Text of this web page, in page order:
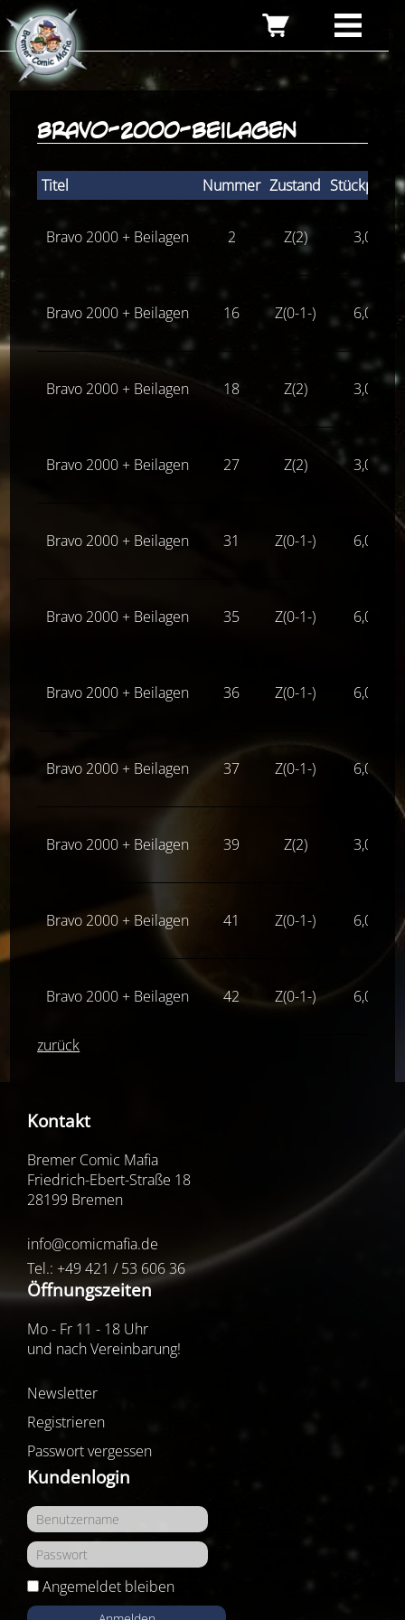
bravo-2000-beilagen
Titel Nummer Zustand Stückpreis
Bravo 2000 + Beilagen 2 Z(2) 3,00
Bravo 2000 + Beilagen 16 Z(0-1-) 6,00
Bravo 2000 + Beilagen 18 Z(2) 3,00 €
Bravo 2000 + Beilagen 27 Z(2) 3,00 €
Bravo 2000 + Beilagen 31 Z(0-1-) 6,00
Bravo 2000 + Beilagen 35 Z(0-1-) 6,00
Bravo 2000 + Beilagen 36 Z(0-1-) 6,00
Bravo 2000 + Beilagen 37 Z(0-1-) 6,00
Bravo 2000 + Beilagen 39 Z(2) 3,00
Bravo 2000 + Beilagen 41 Z(0-1-) 6,00
Bravo 2000 + Beilagen 42 Z(0-1-) 6,00
zurück
Kontakt
Bremer Comic Mafia
Friedrich-Ebert-Straße 18
28199 Bremen
info@comicmafia.de
Tel.: +49 421 / 53 606 36
Öffnungszeiten
Mo - Fr 11 - 18 Uhr
und nach Vereinbarung!
Newsletter
Registrieren
Passwort vergessen
Kundenlogin
Angemeldet bleiben